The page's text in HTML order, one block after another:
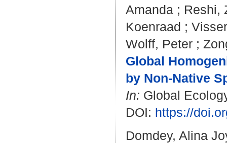
Amanda ; Reshi,
Koenraad ;
Wolff, Peter ;
Global
by Non‐Native
In: Global
DOI: https://
Domdey, Alina